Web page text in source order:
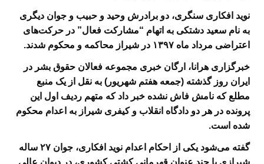
نوید افکاری سنگری، دو برادرش وحید و حبیب و جوان دیگری
به نام سعید دشتکی به اتهام “مشارکت فعال” در حرکت‌های
اعتراضی مرداد ماه ۱۳۹۷ در شیراز محاکمه و محکوم شدند .
خبرگزاری هرانا، ارگان خبری مجموعه فعالان حقوق بشر در
ایران روز گذشته (جمعه هفتم شهریور) به نقل از یک منبع
مطلع که نامش فاش نشده خبر داد که متهم ردیف اول این
پرونده در هر دو دادگاه انقلاب و کیفری شیراز به اعدام محکوم
شده است.
گفته می‌شود یکی از احکام اعدام نوید افکاری، جوان
۲۷ ساله
شیرازی با چند عنوان قهرمانی کشتی کشوری، در دیوان عالی